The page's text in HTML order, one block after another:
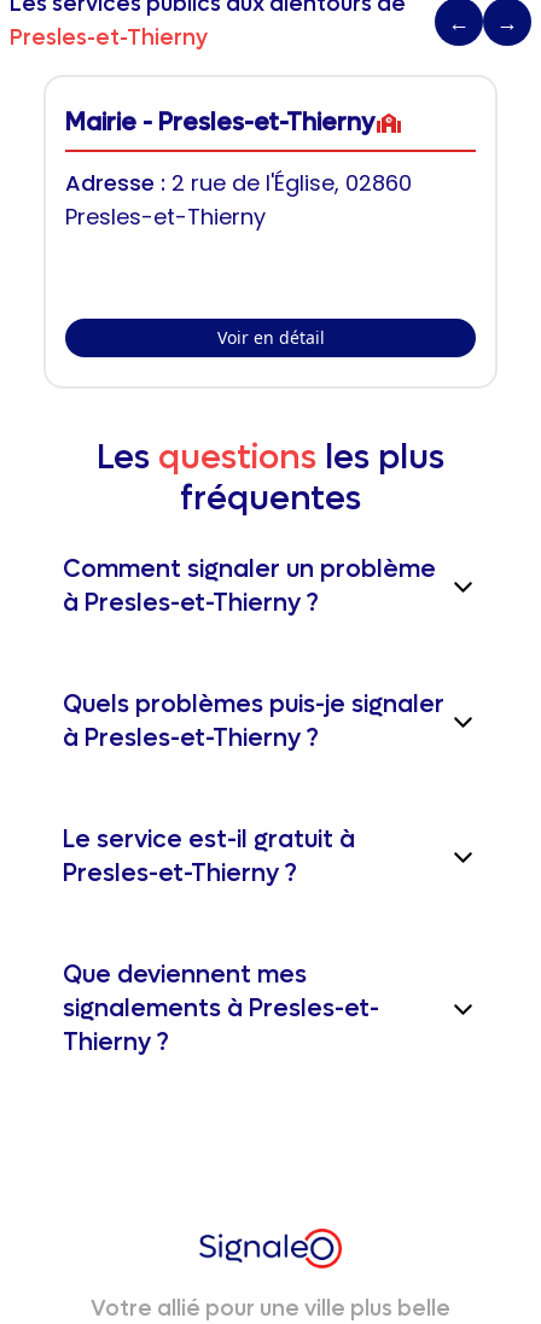
Presles-et-Thierny
← →
Mairie - Presles-et-Thierny
Adresse : 2 rue de l'Église, 02860
Presles-et-Thierny
Voir en détail
Les questions les plus
fréquentes
Comment signaler un problème
à Presles-et-Thierny ?
Quels problèmes puis-je signaler
à Presles-et-Thierny ?
Le service est-il gratuit à
Presles-et-Thierny ?
Que deviennent mes
signalements à Presles-et-
Thierny ?
Votre allié pour une ville plus belle